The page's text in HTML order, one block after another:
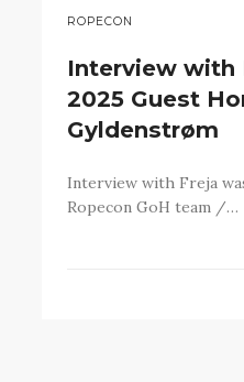
ROPECON
Interview with
2025 Guest
Gyldenstrøm
Interview with Freja
Ropecon GoH team /…